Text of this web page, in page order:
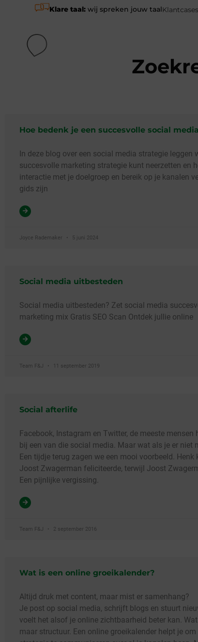
Klare taal: wij spreken jouw taalKlantcases
Hoe bedenk je een succesvolle social
In deze blog over een social media strategie leggen
succesvolle marketing strategie kunt neerzetten en
interactie met je doelgroep en bereik op je kanalen
gids zijn
Joyce Rademaker 5 juni 2024
Social media uitbesteden
Social media uitbesteden? Zet social media
marketing mix Gratis SEO Scan Ontdek jullie online
Team F&J 11 september 2019
Social afterlife
Facebook, Instagram en Twitter, de meeste mensen
bij een van die social media. Maar wat als je er niet
Een tijdje terug zagen we een mooi voorbeeld.
Joost Zwagerman feliciteerde, terwijl Joost
Een pijnlijke vergissing.
Team F&J 2 september 2016
Wat is een online groeikalender?
Altijd druk met content, maar mist er samenhang?
Je post op social media, schrijft blogs en stuurt
voelt het alsof je online zichtbaarheid beter kan.
maar structuur. Een online groeikalender helpt je